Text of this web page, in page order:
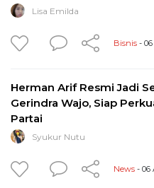
Lisa Emilda
Bisnis - 06
Herman Arif Resmi Jadi
Gerindra Wajo, Siap
Partai
Syukur Nutu
News - 06